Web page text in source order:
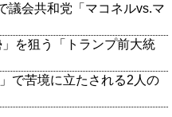
議会共和党「マコネルvs.マ
を狙う「トランプ前大統
で苦境に立たされる2人の